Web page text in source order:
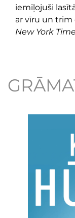
iemīļojuši
ar vīru un trim
New York